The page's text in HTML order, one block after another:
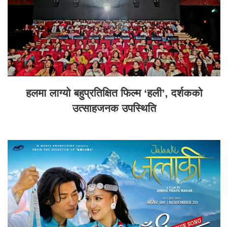
हलमा लाग्यो बहुप्रतिक्षित फिल्म ‘हली’, दर्शकको
उत्साहजनक उपस्थिति